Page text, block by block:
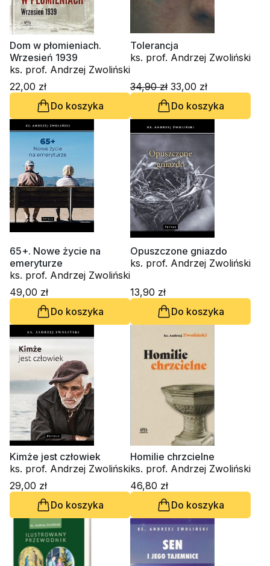
Dom w płomieniach.
Wrzesień 1939
ks. prof. Andrzej Zwoliński
22,00 zł
Do koszyka
Tolerancja
ks. prof. Andrzej Zwoliński
34,90 zł 33,00 zł
Do koszyka
65+. Nowe życie na
emeryturze
ks. prof. Andrzej Zwoliński
49,00 zł
Do koszyka
Opuszczone gniazdo
ks. prof. Andrzej Zwoliński
13,90 zł
Do koszyka
Kimże jest człowiek
ks. prof. Andrzej Zwoliński
29,00 zł
Do koszyka
Homilie chrzcielne
ks. prof. Andrzej Zwoliński
46,80 zł
Do koszyka